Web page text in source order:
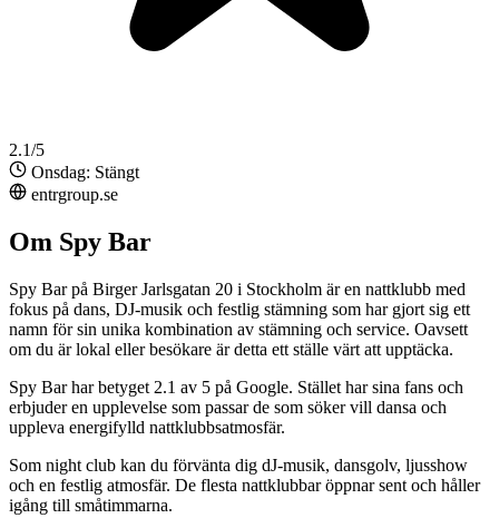
2.1/5
Onsdag: Stängt
entrgroup.se
Om Spy Bar
Spy Bar på Birger Jarlsgatan 20 i Stockholm är en nattklubb med
fokus på dans, DJ-musik och festlig stämning som har gjort sig ett
namn för sin unika kombination av stämning och service. Oavsett
om du är lokal eller besökare är detta ett ställe värt att upptäcka.
Spy Bar har betyget 2.1 av 5 på Google. Stället har sina fans och
erbjuder en upplevelse som passar de som söker vill dansa och
uppleva energifylld nattklubbsatmosfär.
Som night club kan du förvänta dig dJ-musik, dansgolv, ljusshow
och en festlig atmosfär. De flesta nattklubbar öppnar sent och håller
igång till småtimmarna.